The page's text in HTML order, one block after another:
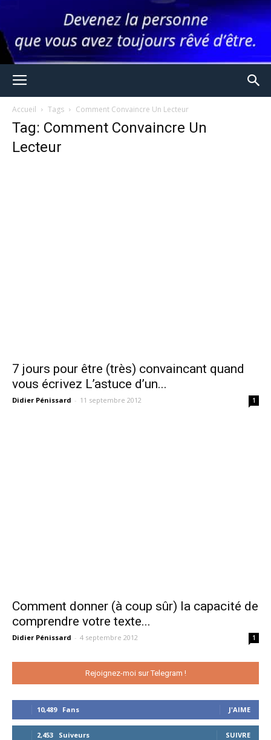
Accueil Tags Comment Convaincre Un Lecteur
Tag: Comment Convaincre Un
Lecteur
7 jours pour être (très) convaincant quand
vous écrivez L’astuce d’un...
Didier Pénissard - 11 septembre 2012 1
Comment donner (à coup sûr) la capacité de
comprendre votre texte...
Didier Pénissard - 4 septembre 2012 1
Rejoignez-moi sur Telegram !
10,489 Fans J'AIME
2,453 Suiveurs SUIVRE